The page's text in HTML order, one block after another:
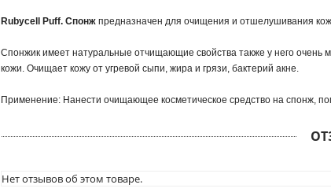
Rubycell Puff. Спонж предназначен для очищения и отшелушивания
Спонжик имеет натуральные отчищающие свойства также у него очень
кожи. Очищает кожу от угревой сыпи, жира и грязи, бактерий акне.
Применение: Нанести очищающее косметическое средство на спонж,
Нет отзывов об этом товаре.